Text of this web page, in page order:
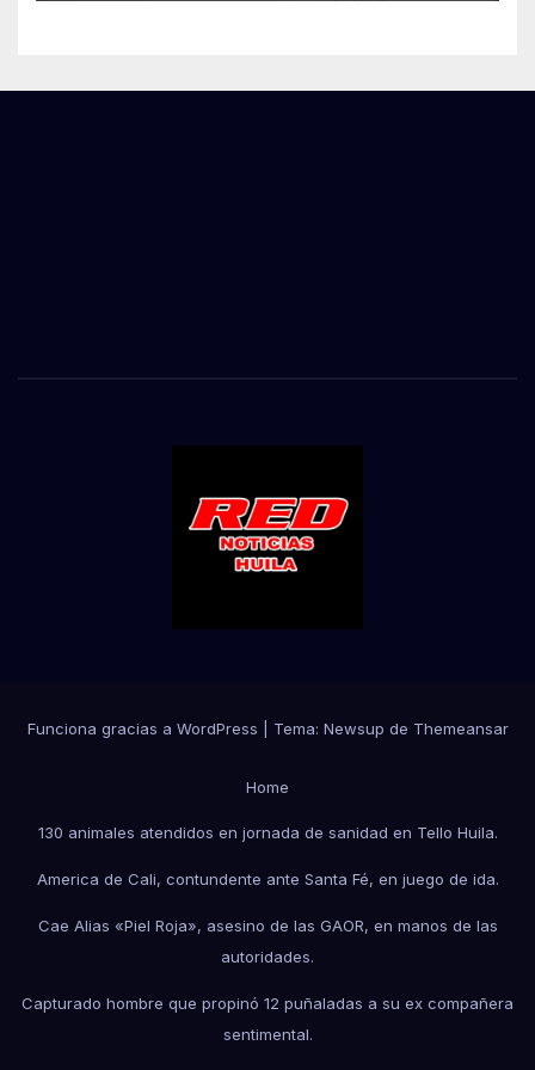
Funciona gracias a WordPress Tema: Newsup de Themeansar
Home
130 animales atendidos en jornada de sanidad en Tello Huila.
America de Cali, contundente ante Santa Fé, en juego de ida.
Cae Alias «Piel Roja», asesino de las GAOR, en manos de las
autoridades.
Capturado hombre que propinó 12 puñaladas a su ex compañera
sentimental.